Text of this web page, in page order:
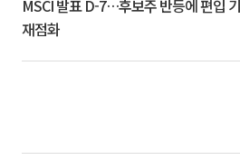
MSCI 발표 D-7…후보주 반등에 편입
재점화